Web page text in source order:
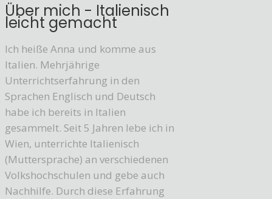
Über mich - Italienisch
leicht gemacht
Ich heiße Anna und komme aus
Italien. Mehrjährige
Unterrichtserfahrung in den
Sprachen Englisch und Deutsch
habe ich bereits in Italien
gesammelt. Seit 5 Jahren lebe ich in
Wien, unterrichte Italienisch
(Muttersprache) an verschiedenen
Volkshochschulen und gebe auch
Nachhilfe. Durch diese Erfahrung